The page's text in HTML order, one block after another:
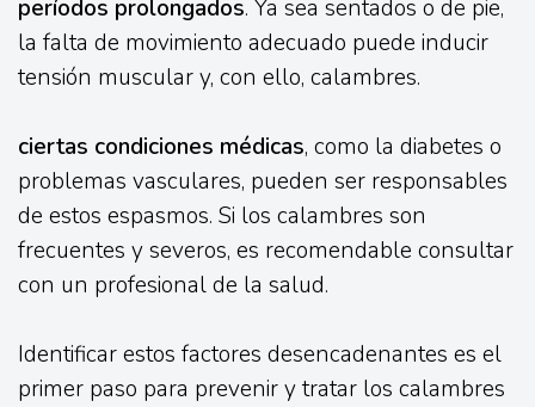
períodos prolongados. Ya sea sentados o de pie,
la falta de movimiento adecuado puede inducir
tensión muscular y, con ello, calambres.
ciertas condiciones médicas, como la diabetes o
problemas vasculares, pueden ser responsables
de estos espasmos. Si los calambres son
frecuentes y severos, es recomendable consultar
con un profesional de la salud.
Identificar estos factores desencadenantes es el
primer paso para prevenir y tratar los calambres